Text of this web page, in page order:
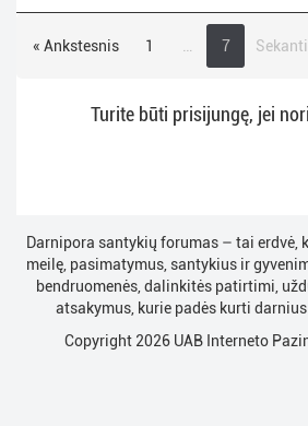
« Ankstesnis 1 7
Turite būti prisijungę, jei
Darnipora santykių forumas – tai erdvė,
meilę, pasimatymus, santykius ir
bendruomenės, dalinkitės patirtimi,
atsakymus, kurie padės kurti
Copyright 2026 UAB Interneto